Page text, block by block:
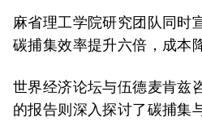
麻省理工学院研究团队同时
碳捕集效率提升六倍，成本
世界经济论坛与伍德麦肯兹
的报告则深入探讨了碳捕集